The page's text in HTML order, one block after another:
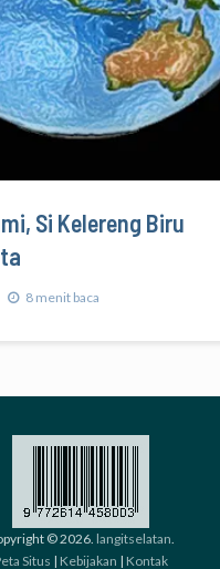
Si Kelereng Biru
8 menit baca
© 2026. langitselatan
Situs | Kebijakan | Kontak